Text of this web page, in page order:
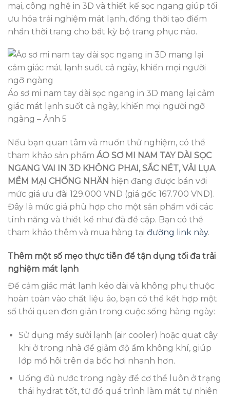
mại, công nghệ in 3D và thiết kế sọc ngang giúp tối
ưu hóa trải nghiệm mát lạnh, đồng thời tạo điểm
nhấn thời trang cho bất kỳ bộ trang phục nào.
Áo sơ mi nam tay dài sọc ngang in 3D mang lại cảm
giác mát lạnh suốt cả ngày, khiến mọi người ngỡ
ngàng – Ảnh 5
Nếu bạn quan tâm và muốn thử nghiệm, có thể
tham khảo sản phẩm ÁO SƠ MI NAM TAY DÀI SỌC
NGANG VAI IN 3D KHÔNG PHAI, SẮC NÉT, VẢI LỤA
MỀM MẠI CHỐNG NHĂN hiện đang được bán với
mức giá ưu đãi 129.000 VND (giá gốc 167.700 VND).
Đây là mức giá phù hợp cho một sản phẩm với các
tính năng và thiết kế như đã đề cập. Bạn có thể
tham khảo thêm và mua hàng tại đường link này.
Thêm một số mẹo thực tiễn để tận dụng tối đa trải
nghiệm mát lạnh
Để cảm giác mát lạnh kéo dài và không phụ thuộc
hoàn toàn vào chất liệu áo, bạn có thể kết hợp một
số thói quen đơn giản trong cuộc sống hàng ngày:
Sử dụng máy sưởi lạnh (air cooler) hoặc quạt cây
khi ở trong nhà để giảm độ ẩm không khí, giúp
lớp mồ hôi trên da bốc hơi nhanh hơn.
Uống đủ nước trong ngày để cơ thể luôn ở trạng
thái hydrat tốt, từ đó quá trình làm mát tự nhiên